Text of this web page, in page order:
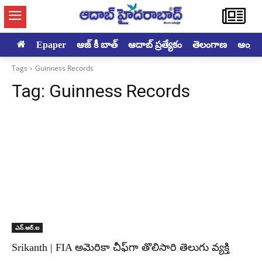
Epaper ఆజ్ కీ బాత్ ఆదాబ్ ప్రత్యేకం తెలంగాణ
Tags Guinness Records
Tag: Guinness Records
ఎన్‌.ఆర్‌.ఐ
Srikanth | FIA అమెరికా చీఫ్‌గా తొలిసారి తెలుగు వ్యక్తి